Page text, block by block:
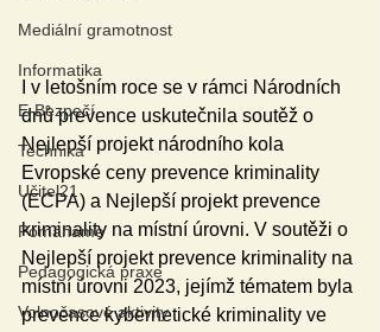
Mediální gramotnost
Informatika
E-Bezpečí
Technika
Učitel21
Pomáháme
Pedagogická praxe
Volnočasové aktivity
I v letošním roce se v rámci Národních
dnů prevence uskutečnila soutěž o
Nejlepší projekt národního kola
Evropské ceny prevence kriminality
(ECPA) a Nejlepší projekt prevence
kriminality na místní úrovni. V soutěži o
Nejlepší projekt prevence kriminality na
místní úrovni 2023, jejímž tématem byla
prevence kybernetické kriminality ve